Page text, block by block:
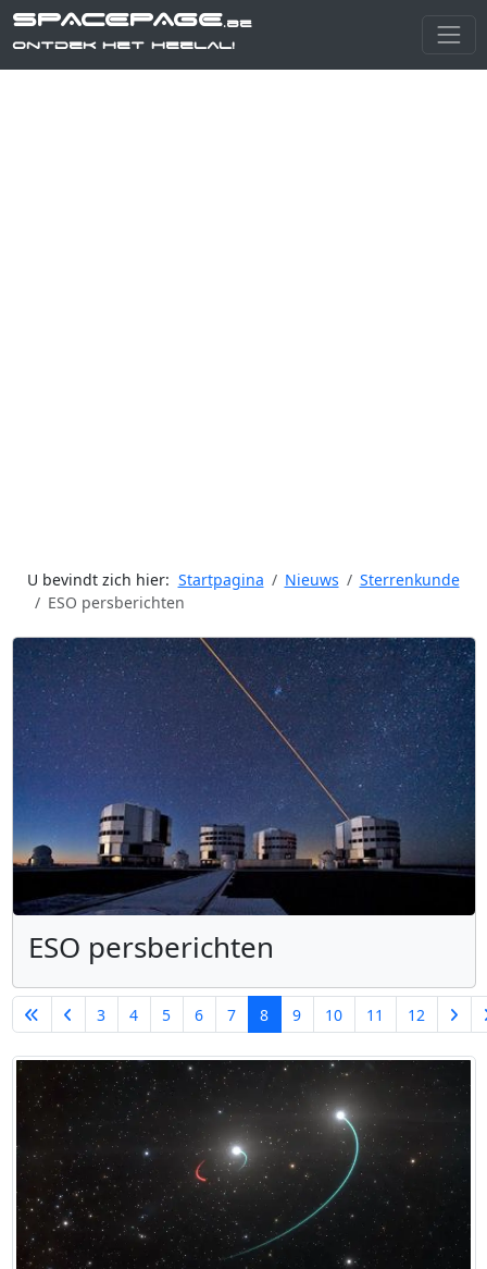
SPACEPAGE.be
Ontdek het heelal!
U bevindt zich hier: Startpagina Nieuws
Sterrenkunde
ESO persberichten
ESO persberichten
Pagina 8 van 35
3 4 5 6 7 8 9 10 11 12